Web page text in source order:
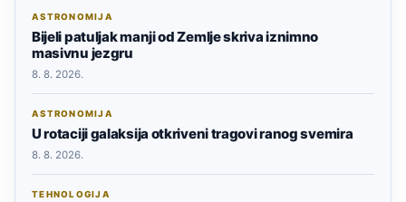
ASTRONOMIJA
Bijeli patuljak manji od Zemlje skriva iznimno
masivnu jezgru
8. 8. 2026.
ASTRONOMIJA
U rotaciji galaksija otkriveni tragovi ranog svemira
8. 8. 2026.
TEHNOLOGIJA